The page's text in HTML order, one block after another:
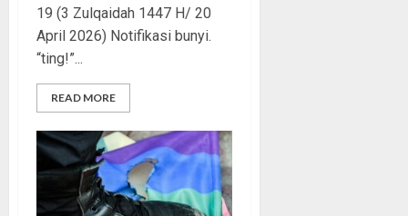
19 (3 Zulqaidah 1447 H/ 20
April 2026) Notifikasi bunyi.
“ting!”...
READ MORE